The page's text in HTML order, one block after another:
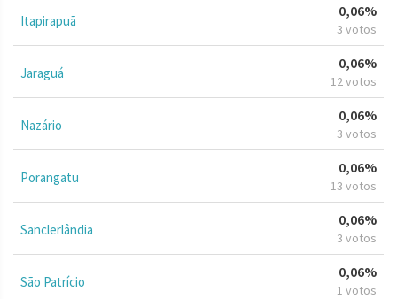
Itapirapuã
0,06%
3 votos
Jaraguá
0,06%
12 votos
Nazário
0,06%
3 votos
Porangatu
0,06%
13 votos
Sanclerlândia
0,06%
3 votos
São Patrício
0,06%
1 votos